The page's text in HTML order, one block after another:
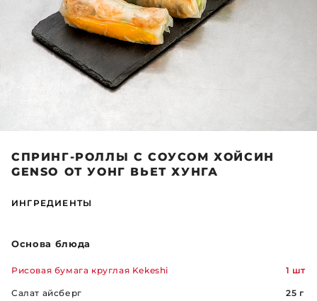
СПРИНГ-РОЛЛЫ С СОУСОМ ХОЙСИН
GENSO ОТ УОНГ ВЬЕТ ХУНГА
ИНГРЕДИЕНТЫ
Основа блюда
Рисовая бумага круглая Kekeshi 1 шт
Салат айсберг 25 г